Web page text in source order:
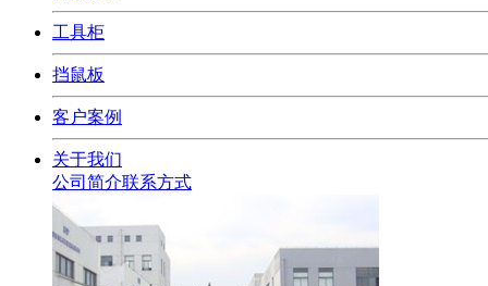
工具柜
挡鼠板
客户案例
关于我们
公司简介联系方式